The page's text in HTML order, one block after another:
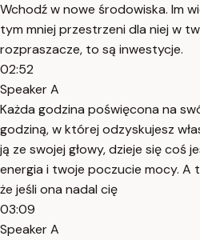
Wchodź w nowe środowiska. Im
tym mniej przestrzeni dla niej w
rozpraszacze, to są inwestycje.
02:52
Speaker A
Każda godzina poświęcona na
godziną, w której odzyskujesz
ją ze swojej głowy, dzieje się coś
energia i twoje poczucie mocy. A
że jeśli ona nadal cię
03:09
Speaker A